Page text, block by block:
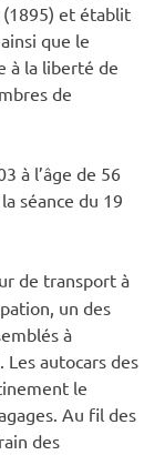
et établit
que le
à la liberté de
de
à l’âge de 56
séance du 19
de transport à
un des
à
Les autocars des
le
Au fil des
des